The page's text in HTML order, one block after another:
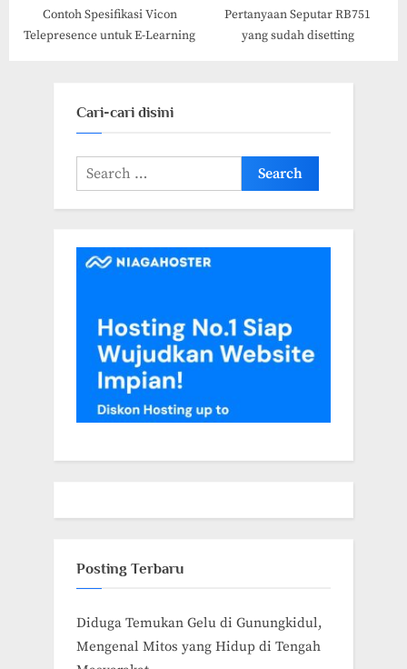
Contoh Spesifikasi Vicon
Telepresence untuk E-Learning
Pertanyaan Seputar RB751
yang sudah disetting
Cari-cari disini
Search
for:
Posting Terbaru
Diduga Temukan Gelu di Gunungkidul,
Mengenal Mitos yang Hidup di Tengah